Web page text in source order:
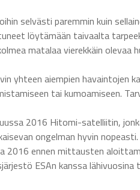
selvästi paremmin kuin
löytämään taivaalta
matalaa vierekkäin olevaa
yhteen aiempien havaintojen
tai kumoamiseen.
2016 Hitomi-satelliitin,
ongelman hyvin
2016 ennen mittausten
ESAn kanssa lähivuosina